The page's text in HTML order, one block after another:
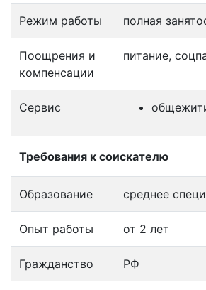
Режим работы полная
Поощрения и
компенсации
питание,
Сервис
Требования к соискателю
Образование среднее
Опыт работы от 2 лет
Гражданство РФ